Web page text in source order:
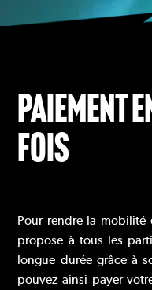
PAIEMENT
FOIS
Pour rendre la mobilité
propose à tous les
longue durée grâce à
pouvez ainsi payer